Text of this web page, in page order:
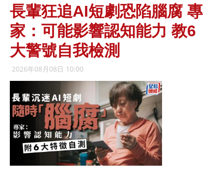
長輩狂追AI短劇恐陷腦腐 專
家：可能影響認知能力 教6
大警號自我檢測
2026年08月08日 10:00